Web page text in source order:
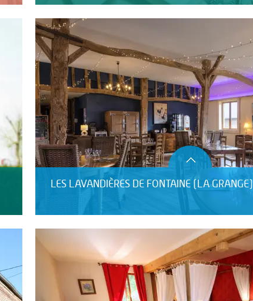
LES LAVANDIÈRES DE FONTAINE (LA GRANGE)